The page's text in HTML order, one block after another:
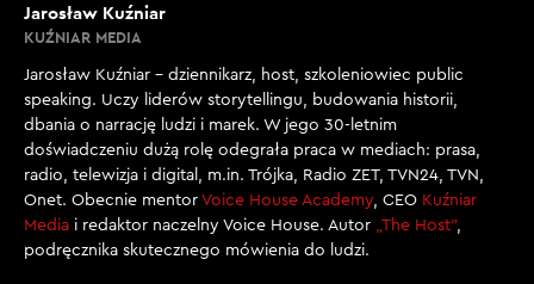
Jarosław Kuźniar
KUŹNIAR MEDIA
Jarosław Kuźniar – dziennikarz, host, szkoleniowiec public
speaking. Uczy liderów storytellingu, budowania historii,
dbania o narrację ludzi i marek. W jego 30-letnim
doświadczeniu dużą rolę odegrała praca w mediach: prasa,
radio, telewizja i digital, m.in. Trójka, Radio ZET, TVN24, TVN,
Onet. Obecnie mentor Voice House Academy, CEO Kuźniar
Media i redaktor naczelny Voice House. Autor „The Host”,
podręcznika skutecznego mówienia do ludzi.